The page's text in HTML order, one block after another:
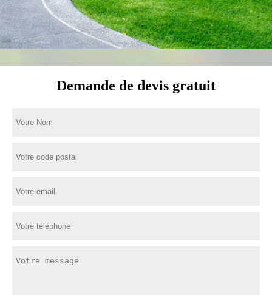
Demande de devis gratuit